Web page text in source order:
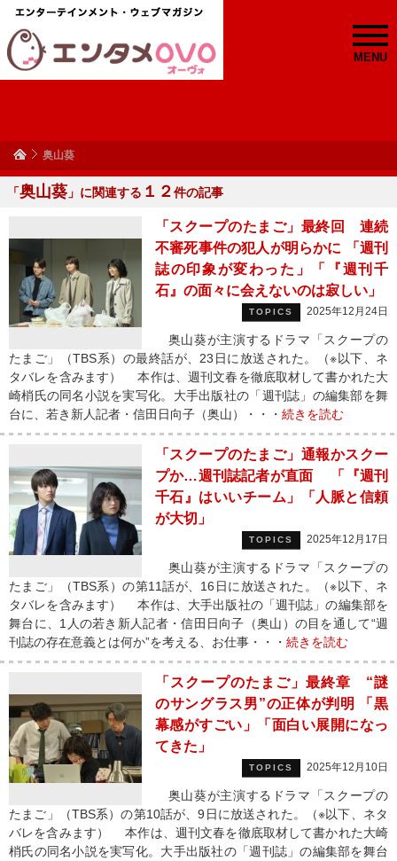
MENU
奥山葵
「奥山葵 」に関連する １２件の記事
「スクープのたまご」最終回 連続
不審死事件の犯人が明らかに 「週刊
誌の印象が変わった」「『週刊千
石』の面々に会えないのは寂しい」
TOPICS 2025年12月24日
奥山葵が主演するドラマ「スクープの
たまご」（TBS系）の最終話が、23日に放送された。（※以下、ネ
タバレを含みます） 本作は、週刊文春を徹底取材して書かれた大
崎梢氏の同名小説を実写化。大手出版社の「週刊誌」の編集部を舞
台に、若き新人記者・信田日向子（奥山）・・・ 続きを読む
「スクープのたまご」通報かスクー
プか…週刊誌記者が直面 「『週刊
千石』はいいチーム」「人脈と信頼
が大切」
TOPICS 2025年12月17日
奥山葵が主演するドラマ「スクープの
たまご」（TBS系）の第11話が、16日に放送された。（※以下、ネ
タバレを含みます） 本作は、大手出版社の「週刊誌」の編集部を
舞台に、1人の若き新人記者・信田日向子（奥山）の目を通して“週
刊誌の存在意義とは何か”を考える、お仕事・・・ 続きを読む
「スクープのたまご」最終章 “謎
のサングラス男”の正体が判明 「黒
幕感がすごい」「面白い展開になっ
てきた」
TOPICS 2025年12月10日
奥山葵が主演するドラマ「スクープの
たまご」（TBS系）の第10話が、9日に放送された。（※以下、ネタ
バレを含みます） 本作は、週刊文春を徹底取材して書かれた大崎
梢氏の同名小説を実写化。大手出版社の「週刊誌」の編集部を舞台